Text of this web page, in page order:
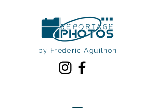
by Frédéric Aguilhon